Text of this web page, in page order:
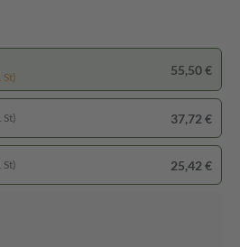
St)
55,50 €
St) 37,72 €
St) 25,42 €